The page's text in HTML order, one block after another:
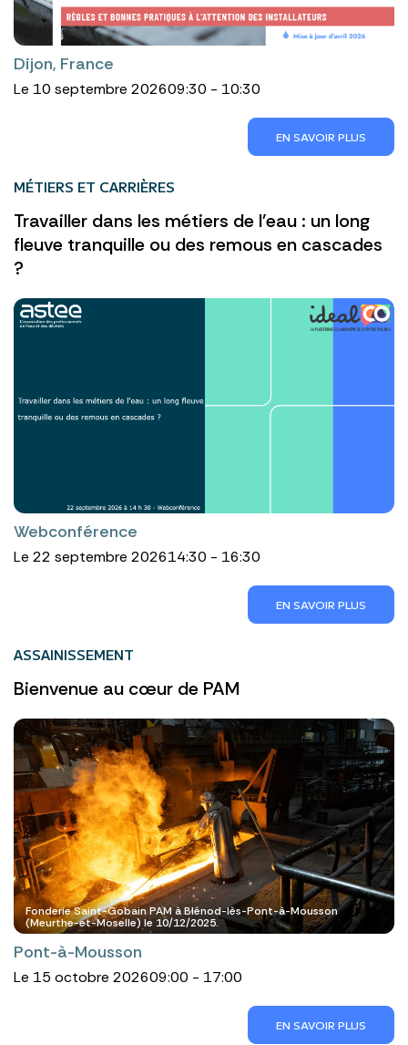
Dijon, France
Le 10 septembre 202609:30 - 10:30
EN SAVOIR PLUS
MÉTIERS ET CARRIÈRES
Travailler dans les métiers de l'eau : un long
fleuve tranquille ou des remous en cascades
?
Webconférence
Le 22 septembre 202614:30 - 16:30
EN SAVOIR PLUS
ASSAINISSEMENT
Bienvenue au cœur de PAM
Fonderie Saint-Gobain PAM à Blénod-lès-Pont-à-Mousson
(Meurthe-et-Moselle) le 10/12/2025.
Pont-à-Mousson
Le 15 octobre 202609:00 - 17:00
EN SAVOIR PLUS